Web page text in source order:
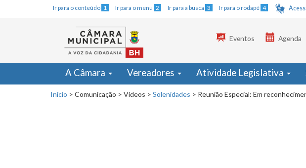
Ir para o conteúdo 1 Ir para o menu 2 Ir para a busca 3 Ir para o rodapé 4
Eventos Agenda
A Câmara Vereadores Atividade Legislativa
Início > Comunicação > Vídeos > Solenidades > Reunião Especial: Em